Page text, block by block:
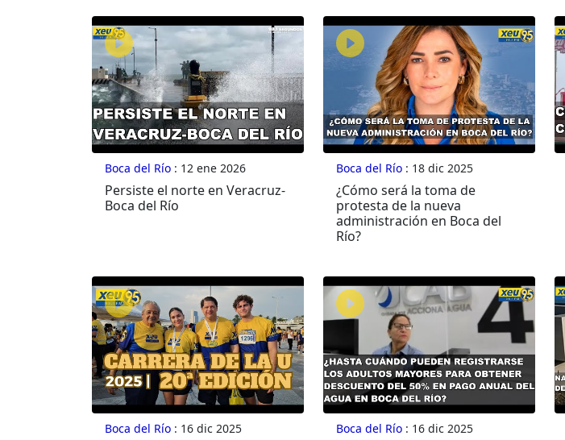
Boca del Río : 12 ene 2026
Persiste el norte en Veracruz-
Boca del Río
Boca del Río: 18 dic 2025
¿Cómo será la toma de
protesta de la nueva
administración en Boca del
Río?
Boca del Río : 16 dic 2025 Boca del Río: 16 dic 2025